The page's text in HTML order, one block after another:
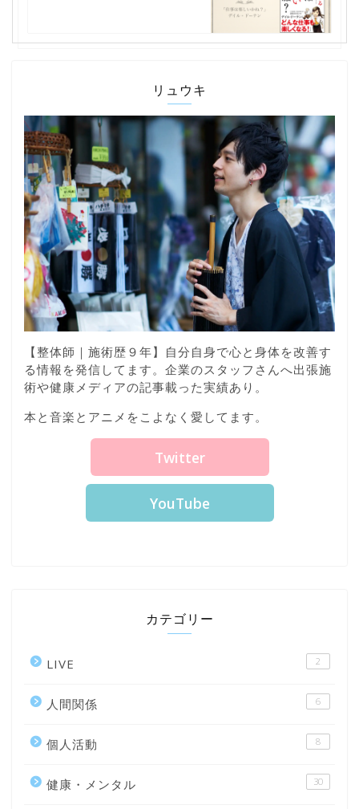
リュウキ
【整体師｜施術歴９年】自分自身で心と身体を改善す
る情報を発信してます。企業のスタッフさんへ出張施
術や健康メディアの記事載った実績あり。
本と音楽とアニメをこよなく愛してます。
Twitter
YouTube
カテゴリー
LIVE 2
人間関係 6
個人活動 8
健康・メンタル 30